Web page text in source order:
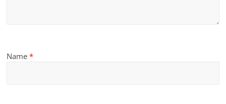
Name*